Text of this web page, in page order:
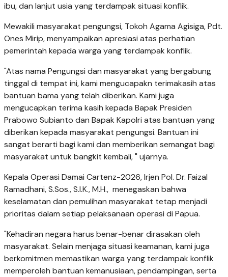
ibu, dan lanjut usia yang terdampak situasi konflik.
Mewakili masyarakat pengungsi, Tokoh Agama Agisiga, Pdt.
Ones Mirip, menyampaikan apresiasi atas perhatian
pemerintah kepada warga yang terdampak konflik.
"Atas nama Pengungsi dan masyarakat yang bergabung
tinggal di tempat ini, kami mengucapakn terimakasih atas
bantuan bama yang telah diberikan. Kami juga
mengucapkan terima kasih kepada Bapak Presiden
Prabowo Subianto dan Bapak Kapolri atas bantuan yang
diberikan kepada masyarakat pengungsi. Bantuan ini
sangat berarti bagi kami dan memberikan semangat bagi
masyarakat untuk bangkit kembali, " ujarnya.
Kepala Operasi Damai Cartenz-2026, Irjen Pol. Dr. Faizal
Ramadhani, S.Sos., S.I.K., M.H., menegaskan bahwa
keselamatan dan pemulihan masyarakat tetap menjadi
prioritas dalam setiap pelaksanaan operasi di Papua.
"Kehadiran negara harus benar-benar dirasakan oleh
masyarakat. Selain menjaga situasi keamanan, kami juga
berkomitmen memastikan warga yang terdampak konflik
memperoleh bantuan kemanusiaan, pendampingan, serta